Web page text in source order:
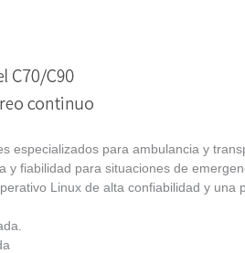
especializados para ambulancia y
fiabilidad para situaciones de
Linux de alta confiabilidad y una